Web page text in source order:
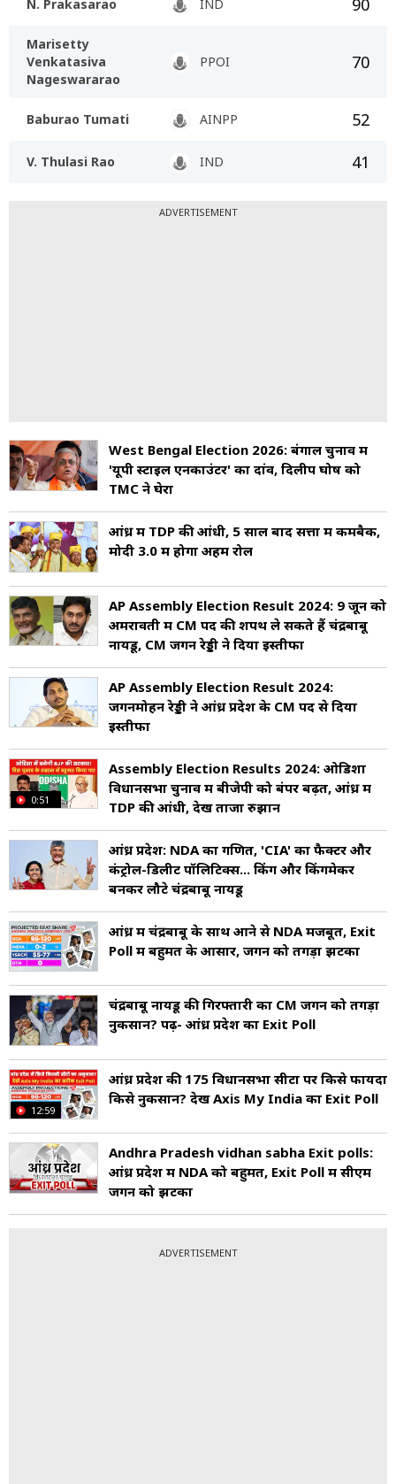
N. Prakasarao IND 90
Marisetty
Venkatasiva
Nageswararao
PPOI 70
Baburao Tumati AINPP 52
V. Thulasi Rao IND 41
ADVERTISEMENT
West Bengal Election 2026: बंगाल चुनाव में
'यूपी स्टाइल एनकाउंटर' का दांव, दिलीप घोष को
TMC ने घेरा
आंध्र में TDP की आंधी, 5 साल बाद सत्ता में कमबैक,
मोदी 3.0 में होगा अहम रोल
AP Assembly Election Result 2024: 9 जून को
अमरावती में CM पद की शपथ ले सकते हैं चंद्रबाबू
नायडू, CM जगन रेड्डी ने दिया इस्तीफा
AP Assembly Election Result 2024:
जगनमोहन रेड्डी ने आंध्र प्रदेश के CM पद से दिया
इस्तीफा
0:51
Assembly Election Results 2024: ओडिशा
विधानसभा चुनाव में बीजेपी को बंपर बढ़त, आंध्र में
TDP की आंधी, देखें ताजा रुझान
आंध्र प्रदेश: NDA का गणित, 'CIA' का फैक्टर और
कंट्रोल-डिलीट पॉलिटिक्स... किंग और किंगमेकर
बनकर लौटे चंद्रबाबू नायडू
आंध्र में चंद्रबाबू के साथ आने से NDA मजबूत, Exit
Poll में बहुमत के आसार, जगन को तगड़ा झटका
चंद्रबाबू नायडू की गिरफ्तारी का CM जगन को तगड़ा
नुकसान? पढ़ें- आंध्र प्रदेश का Exit Poll
12:59
आंध्र प्रदेश की 175 विधानसभा सीटों पर क‍िसे फायदा
क‍िसे नुकसान? देखें Axis My India का Exit Poll
Andhra Pradesh vidhan sabha Exit polls:
आंध्र प्रदेश में NDA को बहुमत, Exit Poll में सीएम
जगन को झटका
ADVERTISEMENT